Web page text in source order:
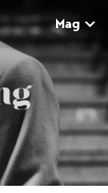
Mag
AGENDA
Paris
Festivals